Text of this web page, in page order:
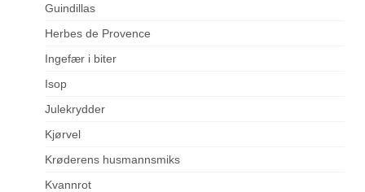
Guindillas
Herbes de Provence
Ingefær i biter
Isop
Julekrydder
Kjørvel
Krøderens husmannsmiks
Kvannrot